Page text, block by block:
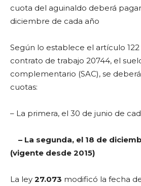
cuota del aguinaldo deberá
diciembre de cada año
Según lo establece el artículo
contrato de trabajo 20744, el
complementario (SAC), se
cuotas:
– La primera, el 30 de junio de
– La segunda, el 18 de
(vigente desde 2015)
La ley 27.073 modificó la fecha